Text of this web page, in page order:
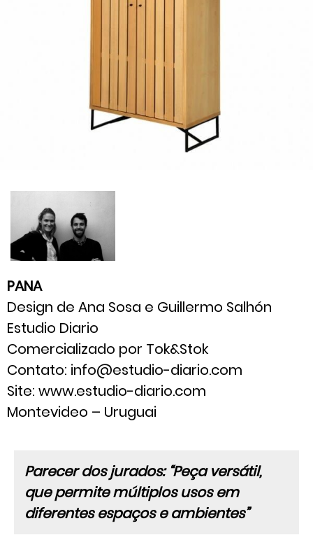
PANA
Design de Ana Sosa e Guillermo Salhón
Estudio Diario
Comercializado por Tok&Stok
Contato: info@estudio-diario.com
Site: www.estudio-diario.com
Montevideo – Uruguai
Parecer dos jurados: “Peça versátil,
que permite múltiplos usos em
diferentes espaços e ambientes”